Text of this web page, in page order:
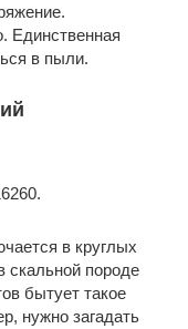
Единственная
в пыли.
в круглых
скальной породе
бытует такое
нужно загадать